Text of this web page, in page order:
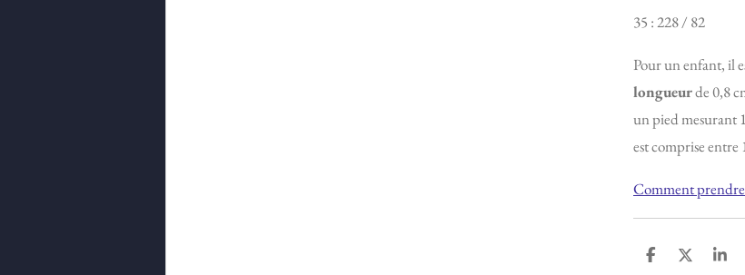
35 : 228 / 82
Pour un enfant, il
longueurde 0,8
un pied mesurant
est comprise entre
Comment prendre
P
P
P